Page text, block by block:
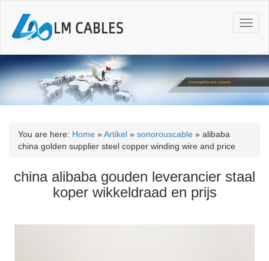
T
o
g
l
n
a
i
You are here: Home »Artikel » sonorouscable » alibaba
china golden supplier steel copper winding wire and price
china alibaba gouden leverancier staal
koper wikkeldraad en prijs